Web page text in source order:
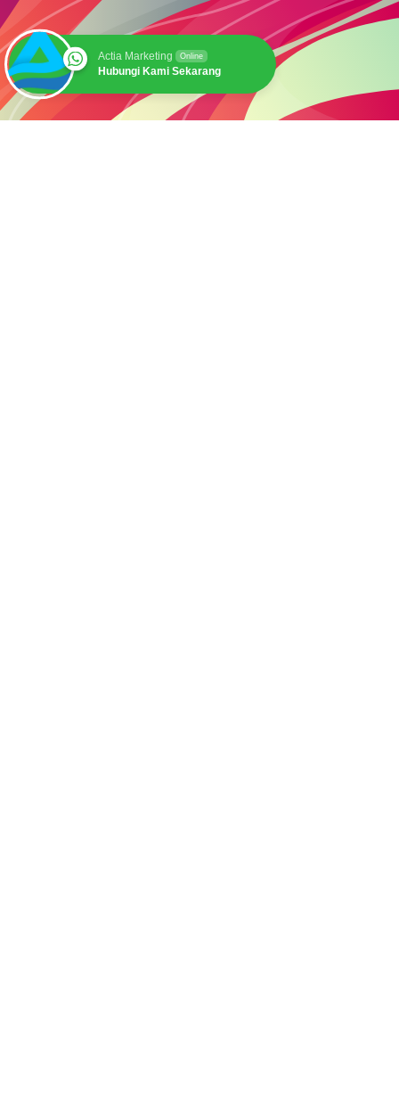
Actia Marketing Online
Hubungi Kami Sekarang